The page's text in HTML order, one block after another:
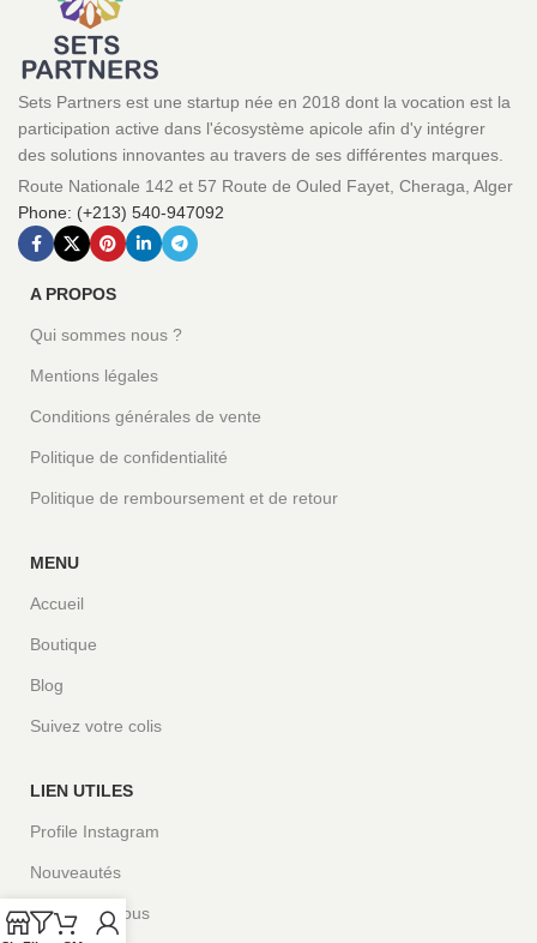
Sets Partners est une startup née en 2018 dont la vocation est la
participation active dans l'écosystème apicole afin d'y intégrer
des solutions innovantes au travers de ses différentes marques.
Route Nationale 142 et 57 Route de Ouled Fayet, Cheraga, Alger
Phone: (+213) 540-947092
A PROPOS
Qui sommes nous ?
Mentions légales
Conditions générales de vente
Politique de confidentialité
Politique de remboursement et de retour
MENU
Accueil
Boutique
Blog
Suivez votre colis
LIEN UTILES
Profile Instagram
Nouveautés
Contactez-nous